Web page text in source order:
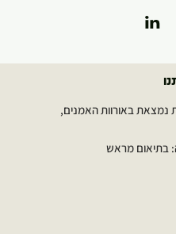
נמצאת באורוות האמנים,
בתיאום מראש